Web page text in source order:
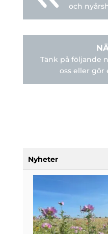
Nyheter
och
Tänk på följande
oss eller gör